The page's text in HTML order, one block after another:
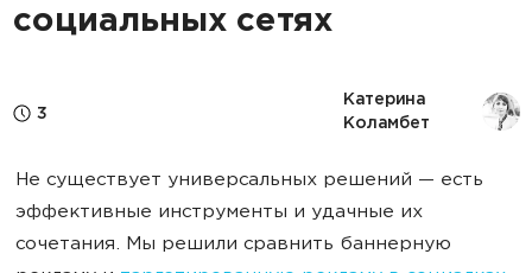
социальных сетях
3
Катерина
Коламбет
Не существует универсальных решений — есть
эффективные инструменты и удачные их
сочетания. Мы решили сравнить баннерную